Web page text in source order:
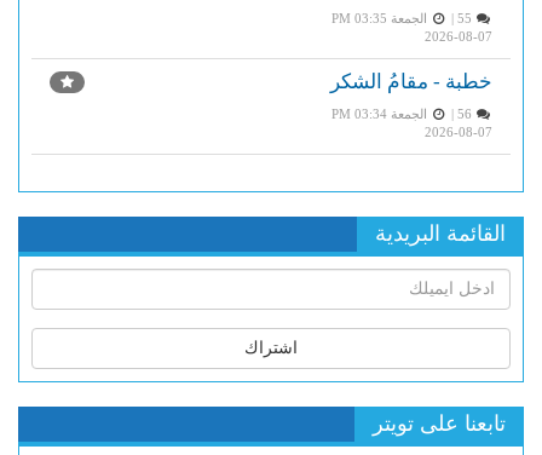
الجمعة PM 03:35
2026-08-07
خطبة - مقامُ الشكر
الجمعة PM 03:34
2026-08-07
القائمة البريدية
اشتراك
تابعنا على تويتر